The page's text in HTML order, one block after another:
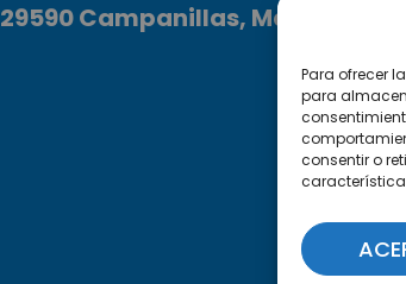
Para ofrecer
para
consentir o
29590 Campanillas, Málaga